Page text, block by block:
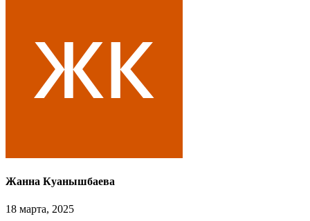
Жанна Куанышбаева
18 марта, 2025